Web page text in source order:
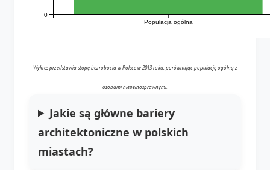
Populacja ogólna
0
Wykres przedstawia stopę bezrobocia w Polsce w 2013 roku, porównując populację ogólną z
osobami niepełnosprawnymi.
Jakie są główne bariery
architektoniczne w polskich
miastach?